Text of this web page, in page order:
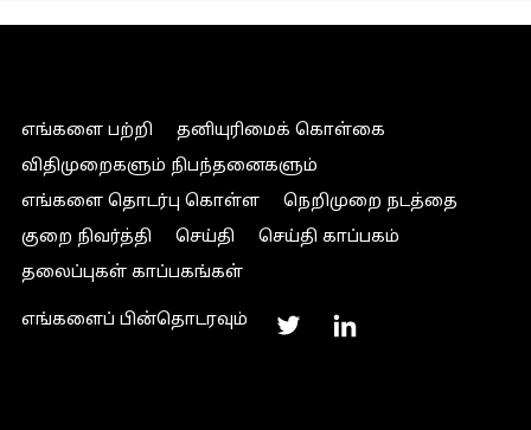
எங்களை பற்றி
தனியுரிமைக் கொள்கை
விதிமுறைகளும் நிபந்தனைகளும்
எங்களை தொடர்பு கொள்ள
நெறிமுறை நடத்தை
குறை நிவர்த்தி
செய்தி
செய்தி காப்பகம்
தலைப்புகள் காப்பகங்கள்
எங்களைப் பின்தொடரவும்